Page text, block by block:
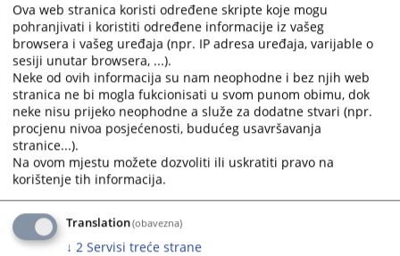
Ova web stranica koristi određene skripte koje mogu
pohranjivati i koristiti određene informacije iz vašeg
browsera i vašeg uređaja (npr. IP adresa uređaja, varijable o
sesiji unutar browsera, ...).
Neke od ovih informacija su nam neophodne i bez njih web
stranica ne bi mogla fukcionisati u svom punom obimu, dok
neke nisu prijeko neophodne a služe za dodatne stvari (npr.
procjenu nivoa posjećenosti, budućeg usavršavanja
stranice...).
Na ovom mjestu možete dozvoliti ili uskratiti pravo na
korištenje tih informacija.
Translation(obavezna)
↓ 2 Servisi treće strane